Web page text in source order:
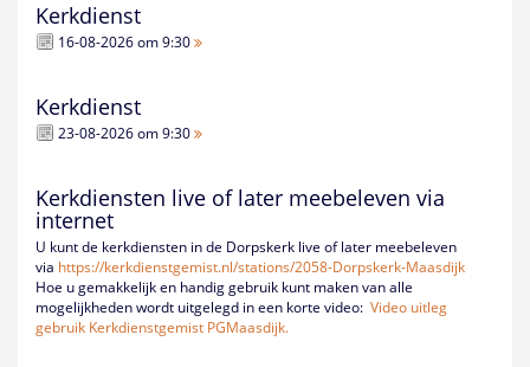
Kerkdienst
16-08-2026 om 9:30
Kerkdienst
23-08-2026 om 9:30
Kerkdiensten live of later meebeleven via
internet
U kunt de kerkdiensten in de Dorpskerk live of later meebeleven
via https://kerkdienstgemist.nl/stations/2058-Dorpskerk-Maasdijk
Hoe u gemakkelijk en handig gebruik kunt maken van alle
mogelijkheden wordt uitgelegd in een korte video: Video uitleg
gebruik Kerkdienstgemist PGMaasdijk.